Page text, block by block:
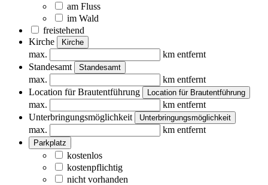
am Fluss
im Wald
freistehend
Kirche
Kirche
max.
km entfernt
Standesamt
Standesamt
max.
km entfernt
Location für Brautentführung
Location für Brautentführung
max.
km entfernt
Unterbringungsmöglichkeit
Unterbringungsmöglichkeit
max. km entfernt
Parkplatz
kostenlos
kostenpflichtig
nicht vorhanden